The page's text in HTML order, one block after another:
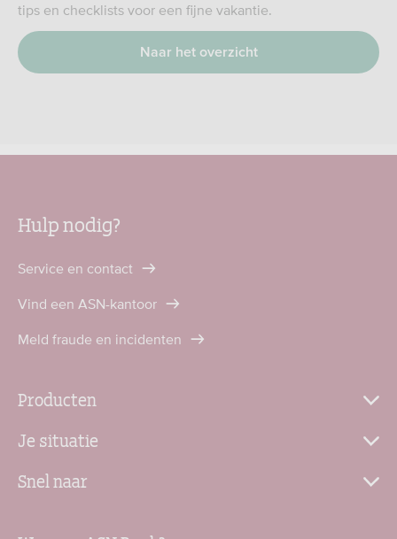
tips en checklists voor een fijne vakantie.
Naar het overzicht
Hulp nodig?
Service en contact
Vind een ASN-kantoor
Meld fraude en incidenten
Producten
Je situatie
Snel naar